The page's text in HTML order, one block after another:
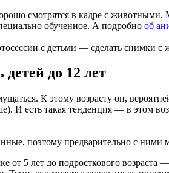
смотрятся в кадре с животными.
обученное. А подробно об
с детьми — сделать снимки
до 12 лет
К этому возрасту он,
И есть такая тенденция — в этом
поэтому предварительно с ними
от 5 лет до подросткового